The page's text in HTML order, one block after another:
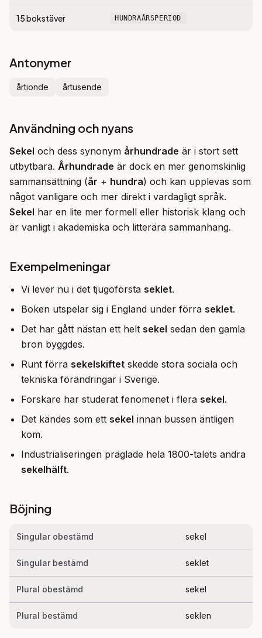
15bokstäver HUNDRAÅRSPERIOD
Antonymer
årtionde årtusende
Användning och nyans
Sekel och dess synonym århundrade är i stort sett
utbytbara. Århundrade är dock en mer genomskinlig
sammansättning (år + hundra) och kan upplevas som
Sekel har en lite mer formell eller historisk klang och
är vanligt i akademiska och litterära sammanhang.
Exempelmeningar
Vi lever nu i det tjugoförsta seklet.
Boken utspelar sig i England under förra seklet.
Det har gått nästan ett helt sekel sedan den gamla
bron byggdes.
Runt förra sekelskiftet skedde stora sociala och
tekniska förändringar i Sverige.
Forskare har studerat fenomenet i flera sekel.
Det kändes som ett sekel innan bussen äntligen
kom.
Industrialiseringen präglade hela 1800-talets andra
sekelhälft.
Böjning
Singular obestämd sekel
Singular bestämd seklet
Plural obestämd sekel
Plural bestämd seklen